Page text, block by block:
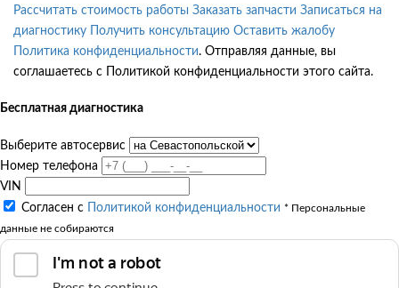
Рассчитать стоимость работы Заказать запчасти Записаться на
диагностику
Получить консультацию Оставить жалобу
Политика конфиденциальности. Отправляя данные, вы
соглашаетесь с Политикой конфиденциальности этого сайта.
Бесплатная диагностика
Выберите автосервис
Номер телефона
VIN
Согласен с
Политикой конфиденциальности * Персональные
данные не собираются